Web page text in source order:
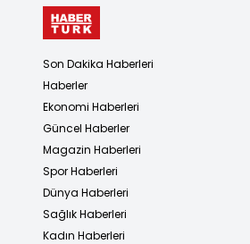
Son Dakika Haberleri
Haberler
Ekonomi Haberleri
Güncel Haberler
Magazin Haberleri
Spor Haberleri
Dünya Haberleri
Sağlık Haberleri
Kadın Haberleri